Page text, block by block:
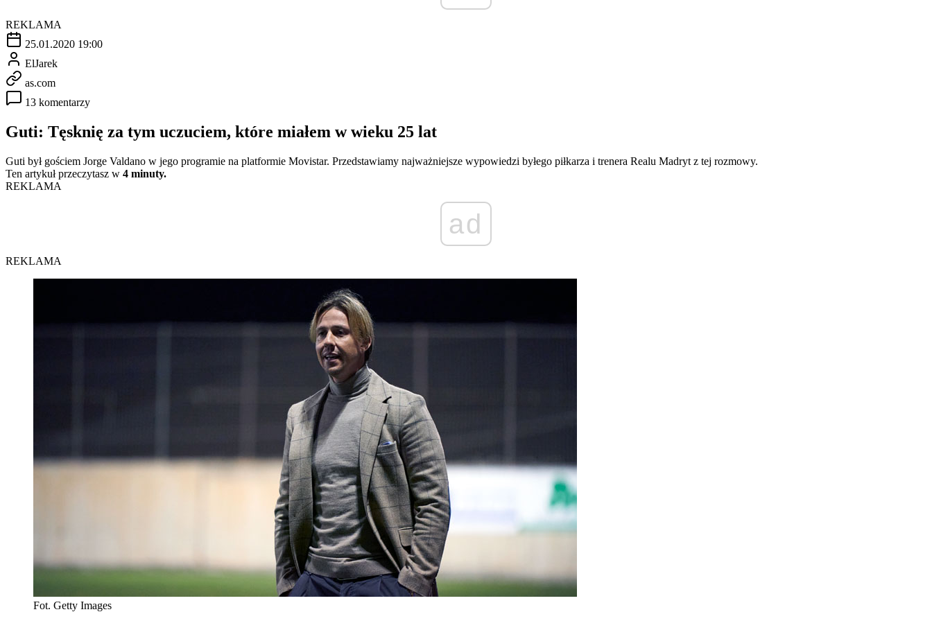
REKLAMA
25.01.2020 19:00
ElJarek
as.com
13 komentarzy
Guti: Tęsknię za tym uczuciem, które miałem w wieku 25 lat
Guti był gościem Jorge Valdano w jego programie na platformie Movistar. Przedstawiamy najważniejsze wypowiedzi byłego piłkarza i trenera Realu Madryt z tej rozmowy.
Ten artykuł przeczytasz w 4 minuty.
REKLAMA
ad
REKLAMA
Fot. Getty Images